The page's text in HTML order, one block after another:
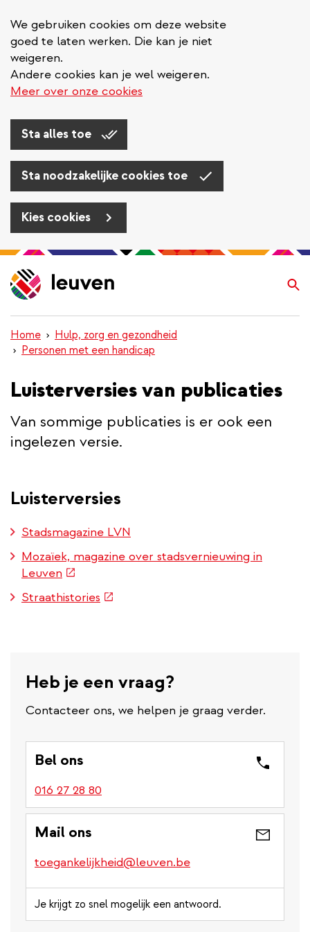
We gebruiken cookies om deze website
goed te laten werken. Die kan je niet
weigeren.
Andere cookies kan je wel weigeren.
Meer over onze cookies
Sta alles toe
Sta noodzakelijke cookies toe
Kies cookies
Overslaan
en
naar
inhoud
gaan
Home
Hulp, zorg en gezondheid
Personen met een handicap
Luisterversies van publicaties
Van sommige publicaties is er ook een
ingelezen versie.
Luisterversies
Stadsmagazine LVN
Mozaïek, magazine over stadsvernieuwing in
Leuven (externe
link)
Straathistories (externe
Heb je een vraag?
Contacteer ons, we helpen je graag verder.
Bel ons
016 27 28 80
Mail ons
toegankelijkheid@leuven.be
Je krijgt zo snel mogelijk een antwoord.